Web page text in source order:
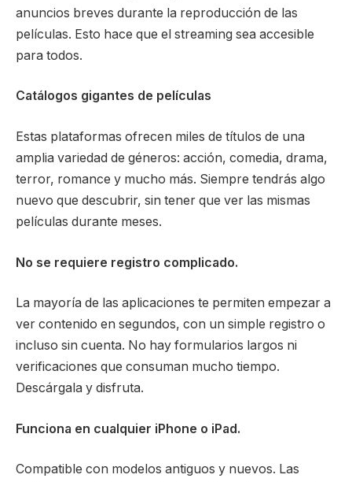
anuncios breves durante la reproducción de las
películas. Esto hace que el streaming sea accesible
para todos.
Catálogos gigantes de películas
Estas plataformas ofrecen miles de títulos de una
amplia variedad de géneros: acción, comedia, drama,
terror, romance y mucho más. Siempre tendrás algo
nuevo que descubrir, sin tener que ver las mismas
películas durante meses.
No se requiere registro complicado.
La mayoría de las aplicaciones te permiten empezar a
ver contenido en segundos, con un simple registro o
incluso sin cuenta. No hay formularios largos ni
verificaciones que consuman mucho tiempo.
Descárgala y disfruta.
Funciona en cualquier iPhone o iPad.
Compatible con modelos antiguos y nuevos. Las